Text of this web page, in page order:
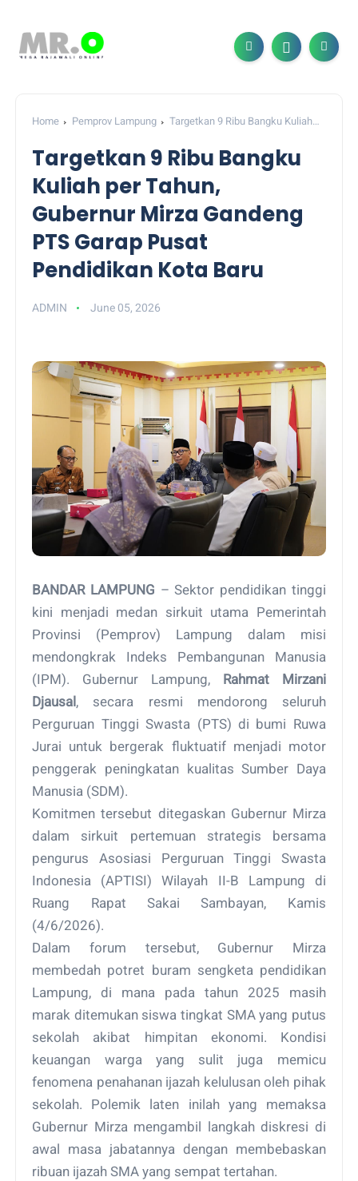
Home Pemprov Lampung
Targetkan 9 Ribu Bangku Kuliah
Pendidikan Kota Baru
Targetkan 9 Ribu Bangku
Kuliah per Tahun,
Gubernur Mirza Gandeng
PTS Garap Pusat
Pendidikan Kota Baru
ADMIN June 05, 2026
BANDAR LAMPUNG – Sektor pendidikan tinggi
kini menjadi medan sirkuit utama Pemerintah
Provinsi (Pemprov) Lampung dalam misi
mendongkrak Indeks Pembangunan Manusia
(IPM). Gubernur Lampung,
Rahmat Mirzani
Djausal , secara resmi mendorong seluruh
Perguruan Tinggi Swasta (PTS) di bumi Ruwa
Jurai untuk bergerak fluktuatif menjadi motor
penggerak peningkatan kualitas Sumber Daya
Manusia (SDM).
Komitmen tersebut ditegaskan Gubernur Mirza
dalam sirkuit pertemuan strategis bersama
pengurus Asosiasi Perguruan Tinggi Swasta
Indonesia (APTISI) Wilayah II-B Lampung di
Ruang Rapat Sakai Sambayan, Kamis
(4/6/2026).
Dalam forum tersebut, Gubernur Mirza
membedah potret buram sengketa pendidikan
Lampung, di mana pada tahun 2025 masih
marak ditemukan siswa tingkat SMA yang putus
sekolah akibat himpitan ekonomi. Kondisi
keuangan warga yang sulit juga memicu
fenomena penahanan ijazah kelulusan oleh pihak
sekolah. Polemik laten inilah yang memaksa
Gubernur Mirza mengambil langkah diskresi di
awal masa jabatannya dengan membebaskan
ribuan ijazah SMA yang sempat tertahan.